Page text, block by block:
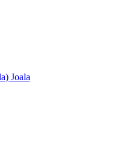
Joala